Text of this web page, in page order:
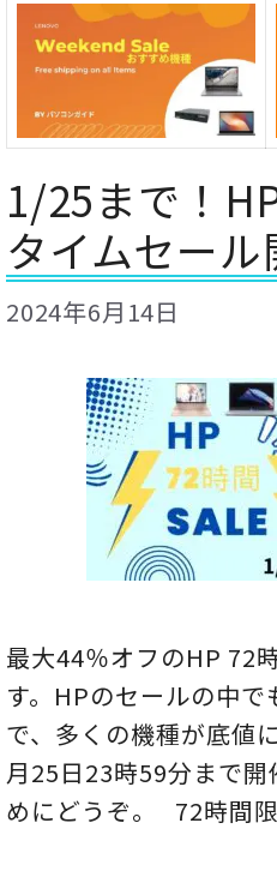
1/25まで！
タイムセール
2024年6月14日
最大44％オフのHP 72
す。HPのセールの中
で、多くの機種が底値
月25日23時59分まで
めにどうぞ。 72時間